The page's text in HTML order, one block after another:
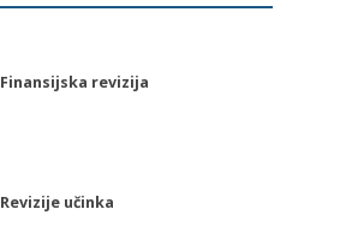
Finansijska revizija
Revizije učinka